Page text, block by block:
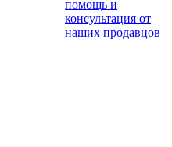
помощь и
консультация от
наших продавцов